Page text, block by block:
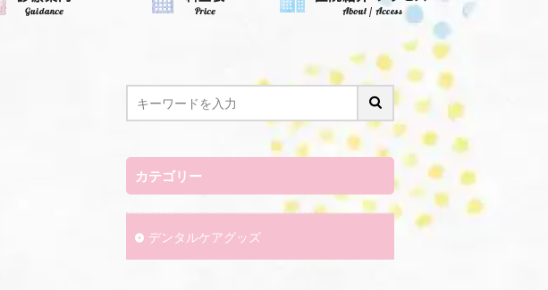
カテゴリー
デンタルケアグッズ